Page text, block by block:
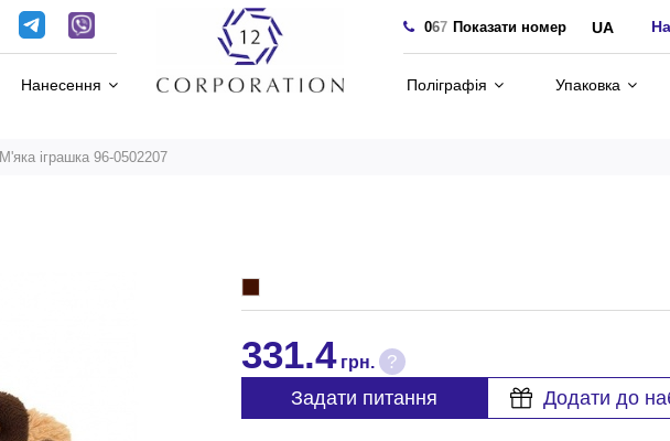
067 Показати номер UA
Нанесення Поліграфія Упаковка
М'яка іграшка 96-0502207
331.4грн. ?
Задати питання Додати до